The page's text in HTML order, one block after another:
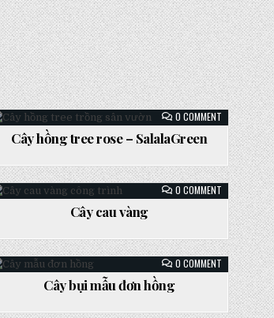
0 COMMENT ON
CÂY
HỒNG
TREE
ROSE
–
SALALAGREEN
Posted
in
Cây hồng tree rose – SalalaGreen
0 COMMENT ON
CÂY
CAU
VÀNG
in
Cây cau vàng
0 COMMENT ON
CÂY
BỤI
MẪU
ĐƠN
HỒNG
in
Cây bụi mẫu đơn hồng